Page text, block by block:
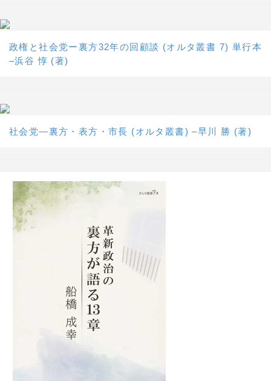
政権と社会党ー裏方32年の回顧談 (オルタ叢書 7) 単行本
–浜谷 惇 (著)
社会党―裏方・表方・市長 (オルタ叢書) –早川 勝 (著)